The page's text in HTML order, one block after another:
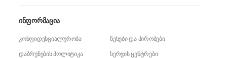
ინფორმაცია
კონფიდენციალურობა
წესები და პირობები
დაბრუნების პოლიტიკა
სერვის ცენტრები